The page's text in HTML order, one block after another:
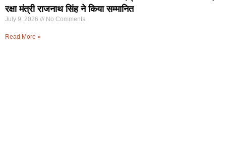
रक्षा मंत्री राजनाथ सिंह ने किया सम्मानित
July 9, 2026 No Comments
Read More »